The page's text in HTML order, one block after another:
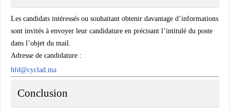
Les candidats intéressés ou souhaitant obtenir davantage d’informations
sont invités à envoyer leur candidature en précisant l’intitulé du poste
dans l’objet du mail.
Adresse de candidature :
hfd@cyclad.ma
Conclusion